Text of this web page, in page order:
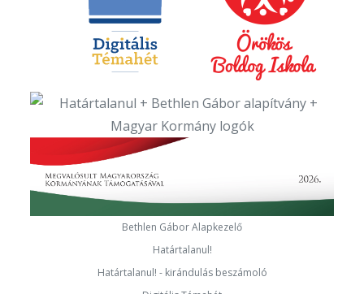
Bethlen Gábor Alapkezelő
Határtalanul!
Határtalanul! - kirándulás beszámoló